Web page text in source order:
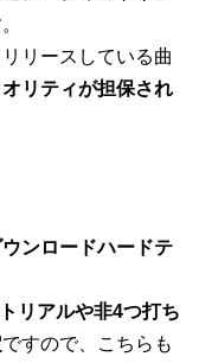
リースしている曲
リティが担保され
ンロードハードテ
リアルや非4つ打ち
ですので、こちらも